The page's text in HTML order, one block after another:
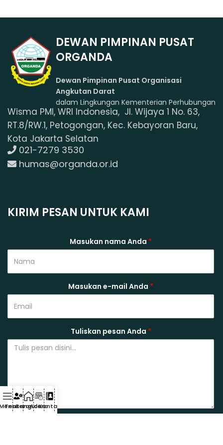
DEWAN PIMPINAN PUSAT
ORGANDA
Dewan Pimpinan Pusat Organisasi
Angkutan Darat
dalam Lingkungan Kementerian Perhubungan
Wisma PMI, WRI Indonesia, Jl. Wijaya 1 No. 63,
RT.8/RW.1, Petogongan, Kec. Kebayoran Baru,
Kota Jakarta Selatan
021-7279 3530
humas@organda.or.id
KIRIM PESAN UNTUK KAMI
Masukan nama Anda *
Masukan e-mail Anda *
Tuliskan pesan Anda *
Tentang
Beranda
AcaraKontak